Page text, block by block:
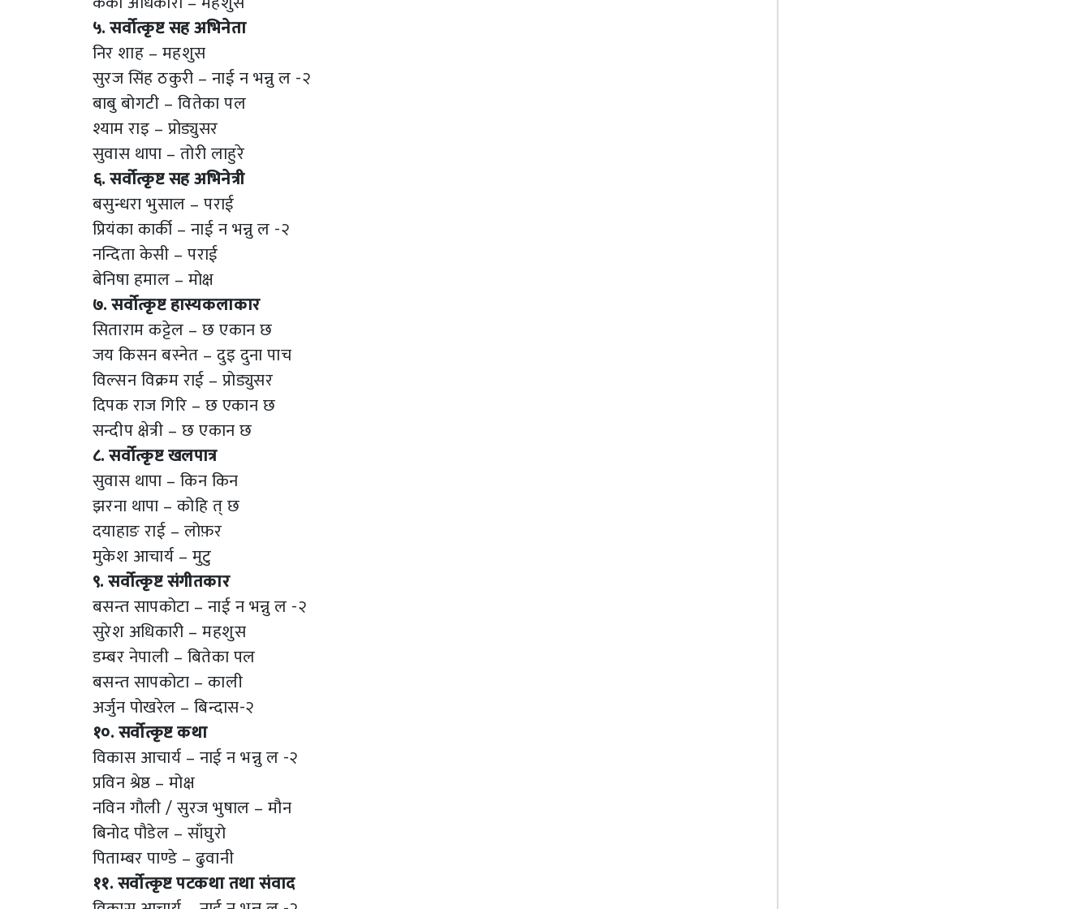
५. सर्वोत्कृष्ट सह अभिनेता
निर शाह – महशुस
सुरज सिंह ठकुरी – नाई न भन्नु ल -२
बाबु बोगटी – वितेका पल
श्याम राइ – प्रोड्युसर
सुवास थापा – तोरी लाहुरे
६. सर्वोत्कृष्ट सह अभिनेत्री
बसुन्धरा भुसाल – पराई
प्रियंका कार्की – नाई न भन्नु ल -२
नन्दिता केसी – पराई
बेनिषा हमाल – मोक्ष
७. सर्वोत्कृष्ट हास्यकलाकार
सिताराम कट्टेल – छ एकान छ
जय किसन बस्नेत – दुइ दुना पाच
विल्सन विक्रम राई – प्रोड्युसर
दिपक राज गिरि – छ एकान छ
सन्दीप क्षेत्री – छ एकान छ
८. सर्वोत्कृष्ट खलपात्र
सुवास थापा – किन किन
झरना थापा – कोहि त् छ
दयाहाङ राई – लोफ़र
मुकेश आचार्य – मुटु
९. सर्वोत्कृष्ट संगीतकार
बसन्त सापकोटा – नाई न भन्नु ल -२
सुरेश अधिकारी – महशुस
डम्बर नेपाली – बितेका पल
बसन्त सापकोटा – काली
अर्जुन पोखरेल – बिन्दास-२
१०. सर्वोत्कृष्ट कथा
विकास आचार्य – नाई न भन्नु ल -२
प्रविन श्रेष्ठ – मोक्ष
नविन गौली / सुरज भुषाल – मौन
बिनोद पौडेल – साँघुरो
पिताम्बर पाण्डे – ढुवानी
११. सर्वोत्कृष्ट पटकथा तथा संवाद